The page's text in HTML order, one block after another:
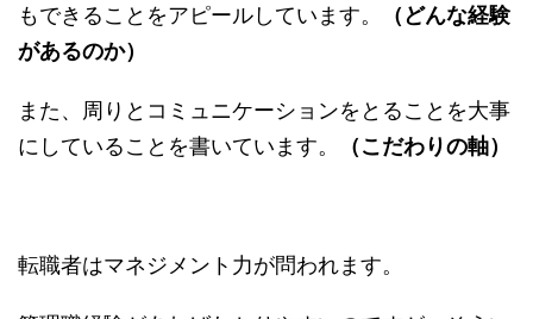
もできることをアピールしています。
（どんな経験
があるのか）
また、周りとコミュニケーションをとることを大事
にしていることを書いています。
（こだわりの軸）
転職者はマネジメント力が問われます。